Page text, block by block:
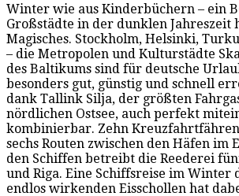
Winter wie aus Kinderbüchern – ein
Großstädte in der dunklen Jahreszeit
Magisches. Stockholm, Helsinki,
– die Metropolen und Kulturstädte
des Baltikums sind für deutsche
besonders gut, günstig und schnell
dank Tallink Silja, der größten
nördlichen Ostsee, auch perfekt
kombinierbar. Zehn
sechs Routen zwischen den Häfen im
den Schiffen betreibt die Reederei
und Riga. Eine Schiffsreise im Winter
endlos wirkenden Eisschollen hat